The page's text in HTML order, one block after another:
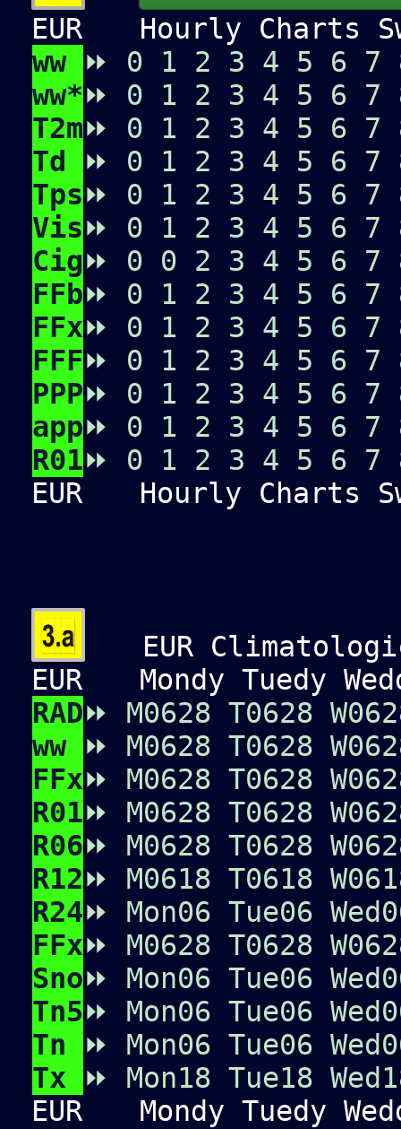
EUR
Hourly Charts
ww ⏩ 0 1 2 3 4 5 6 7
ww*⏩ 0 1 2 3 4 5 6 7
T2m⏩ 0 1 2 3 4 5 6 7
Td
⏩ 0 1 2 3 4 5 6 7
Tps⏩ 0 1 2 3 4 5 6 7
Vis⏩ 0 1 2 3 4 5 6 7
Cig⏩ 0 0 2 3 4 5 6 7
FFb⏩ 0 1 2 3 4 5 6 7
FFx⏩ 0 1 2 3 4 5 6 7
FFF⏩ 0 1 2 3 4 5 6 7
PPP⏩ 0 1 2 3 4 5 6 7
app⏩ 0 1 2 3 4 5 6 7
R01⏩ 0 1 2 3 4 5 6 7
EUR
Hourly Charts
EUR
EUR
Mondy Tuedy
RAD⏩ M0628 T0628 W062
ww ⏩ M0628 T0628 W062
FFx⏩ M0628 T0628 W062
R01⏩ M0628 T0628 W062
R06⏩ M0628 T0628 W062
R12⏩ M0618 T0618 W06
R24⏩ Mon06 Tue06
FFx⏩ M0628 T0628 W062
Sno⏩ Mon06 Tue06
Tn5⏩ Mon06 Tue06
Tn
⏩ Mon06 Tue06
Tx
⏩ Mon18 Tue18
EUR
Mondy Tuedy